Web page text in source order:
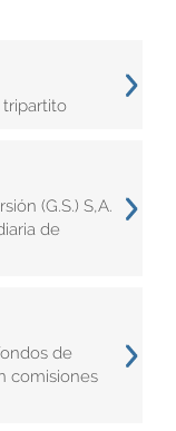
(G.S.) S,A.
de
de
comisiones